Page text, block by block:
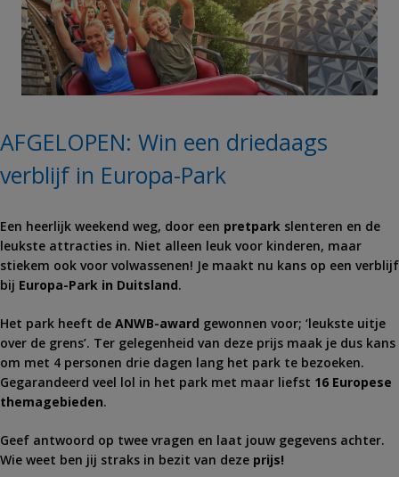
AFGELOPEN: Win een driedaags
verblijf in Europa-Park
Een heerlijk weekend weg, door een pretpark slenteren en de
leukste attracties in. Niet alleen leuk voor kinderen, maar
stiekem ook voor volwassenen! Je maakt nu kans op een verblijf
bij Europa-Park in Duitsland.
Het park heeft de ANWB-award gewonnen voor; ‘leukste uitje
over de grens’. Ter gelegenheid van deze prijs maak je dus kans
om met 4 personen drie dagen lang het park te bezoeken.
Gegarandeerd veel lol in het park met maar liefst 16 Europese
themagebieden.
Geef antwoord op twee vragen en laat jouw gegevens achter.
Wie weet ben jij straks in bezit van deze prijs!